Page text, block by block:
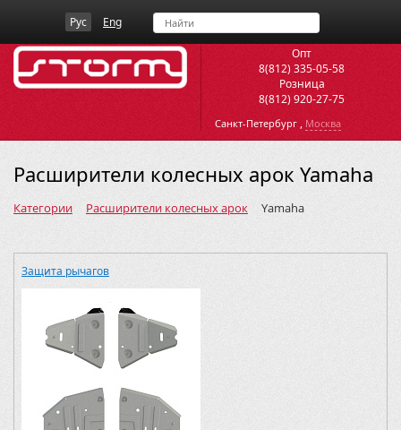
Рус Eng
Опт
8(812) 335-05-58
Розница
8(812) 920-27-75
Санкт-Петербург , Москва
Расширители колесных арок Yamaha
Категории Расширители колесных арок Yamaha
Защита рычагов